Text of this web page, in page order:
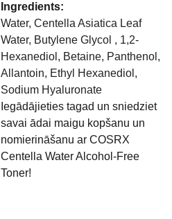
Ingredients:
Water, Centella Asiatica Leaf
Water, Butylene Glycol , 1,2-
Hexanediol, Betaine, Panthenol,
Allantoin, Ethyl Hexanediol,
Sodium Hyaluronate
Iegādājieties tagad un sniedziet
savai ādai maigu kopšanu un
nomierināšanu ar COSRX
Centella Water Alcohol-Free
Toner!